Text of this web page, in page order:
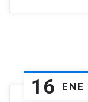
16 ENE